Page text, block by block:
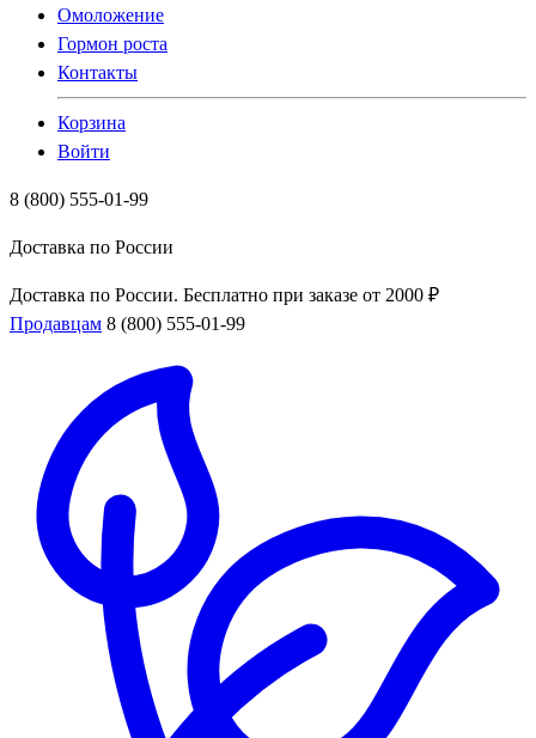
Омоложение
Гормон роста
Контакты
Корзина
Войти
8 (800) 555-01-99
Доставка по России
Доставка по России. Бесплатно при заказе от 2000 ₽
Продавцам 8 (800) 555-01-99